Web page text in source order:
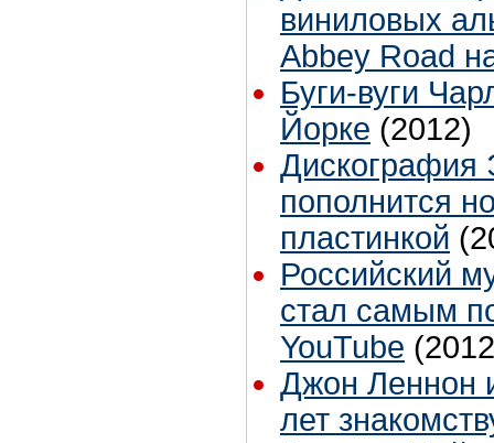
виниловых
Abbey Road
Буги-вуги
Йорке (2012)
Дискография
пополнится
пластинкой
Российский
стал самым
YouTube
Джон Леннон
лет